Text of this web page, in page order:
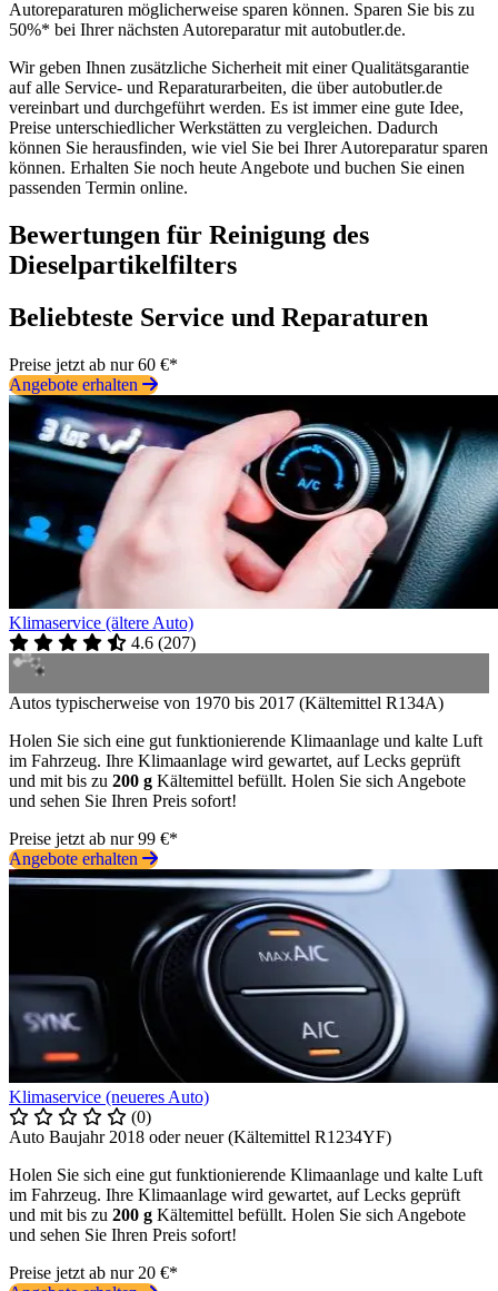
Autoreparaturen möglicherweise sparen können. Sparen Sie bis zu
50%* bei Ihrer nächsten Autoreparatur mit autobutler.de.
Wir geben Ihnen zusätzliche Sicherheit mit einer Qualitätsgarantie
auf alle Service- und Reparaturarbeiten, die über autobutler.de
vereinbart und durchgeführt werden. Es ist immer eine gute Idee,
Preise unterschiedlicher Werkstätten zu vergleichen. Dadurch
können Sie herausfinden, wie viel Sie bei Ihrer Autoreparatur sparen
können. Erhalten Sie noch heute Angebote und buchen Sie einen
passenden Termin online.
Bewertungen für Reinigung des
Dieselpartikelfilters
Beliebteste Service und Reparaturen
Preise jetzt ab nur 60 €*
Angebote erhalten
Klimaservice (ältere Auto)
4.6 (207)
Autos typischerweise von 1970 bis 2017 (Kältemittel R134A)
Holen Sie sich eine gut funktionierende Klimaanlage und kalte Luft
im Fahrzeug. Ihre Klimaanlage wird gewartet, auf Lecks geprüft
und mit bis zu 200 g Kältemittel befüllt. Holen Sie sich Angebote
und sehen Sie Ihren Preis sofort!
Preise jetzt ab nur 99 €*
Angebote erhalten
Klimaservice (neueres Auto)
(0)
Auto Baujahr 2018 oder neuer (Kältemittel R1234YF)
Holen Sie sich eine gut funktionierende Klimaanlage und kalte Luft
im Fahrzeug. Ihre Klimaanlage wird gewartet, auf Lecks geprüft
und mit bis zu 200 g Kältemittel befüllt. Holen Sie sich Angebote
und sehen Sie Ihren Preis sofort!
Preise jetzt ab nur 20 €*